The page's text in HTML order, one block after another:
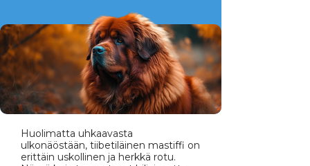
Huolimatta uhkaavasta
ulkonäöstään, tiibetiläinen mastiffi on
erittäin uskollinen ja herkkä rotu.